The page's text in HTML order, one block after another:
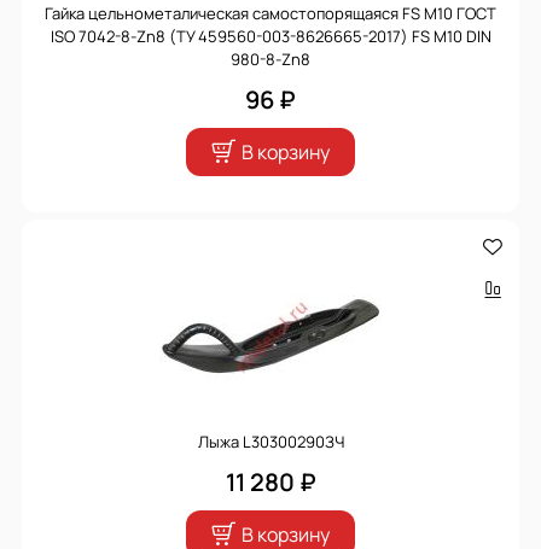
Гайка цельнометалическая самостопорящаяся FS M10 ГОСТ
ISO 7042-8-Zn8 (ТУ 459560-003-8626665-2017) FS M10 DIN
980-8-Zn8
96 ₽
В корзину
Лыжа L30300290ЗЧ
11 280 ₽
В корзину